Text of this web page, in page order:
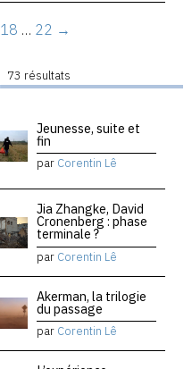
18 … 22 →
73 résultats
Jeunesse, suite et
fin
par Corentin Lê
Jia Zhangke, David
Cronenberg : phase
terminale ?
par Corentin Lê
Akerman, la trilogie
du passage
par Corentin Lê